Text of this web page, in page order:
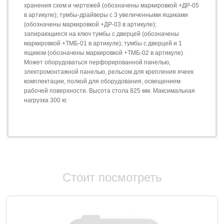
хранения схем и чертежей (обозначены маркировкой +ДР-05
в артикуле); тумбы-драйверы с 3 увеличенными ящиками
(обозначены маркировкой +ДР-03 в артикуле);
запирающиеся на ключ тумбы с дверцей (обозначены
маркировкой +ТМБ-01 в артикуле); тумбы с дверцей и 1
ящиком (обозначены маркировкой +ТМБ-02 в артикуле).
Может оборудоваться перфорированной панелью,
электромонтажной панелью, рельсом для крепления ячеек
комплектации, полкой для оборудования, освещением
рабочей поверхности. Высота стола 825 мм. Максимальная
нагрузка 300 кг.
Стоит посмотреть